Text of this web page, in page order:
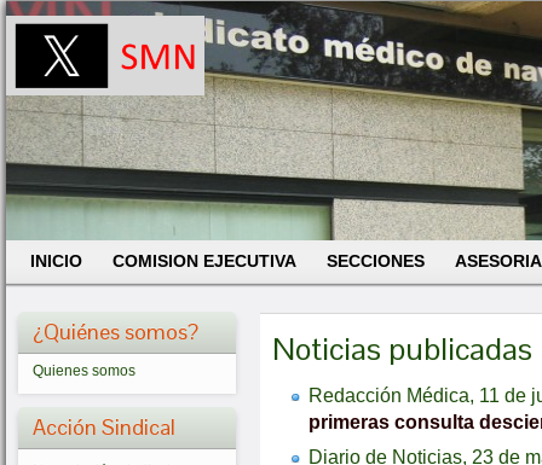
INICIO COMISION EJECUTIVA SECCIONES
¿Quiénes somos?
Quienes somos
Acción Sindical
Noticias
Redacción Médica, 11 de
primeras consulta
Diario de Noticias, 23 de